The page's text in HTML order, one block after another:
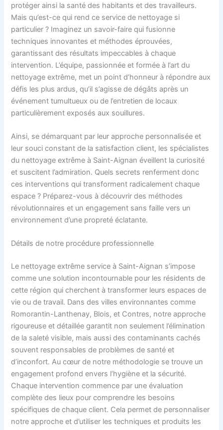
protéger ainsi la santé des habitants et des travailleurs.
Mais qu’est-ce qui rend ce service de nettoyage si
particulier ? Imaginez un savoir-faire qui fusionne
techniques innovantes et méthodes éprouvées,
garantissant des résultats impeccables à chaque
intervention. L’équipe, passionnée et formée à l’art du
nettoyage extrême, met un point d’honneur à répondre aux
défis les plus ardus, qu’il s’agisse de dégâts après un
événement tumultueux ou de l’entretien de locaux
particulièrement exposés aux souillures.
Ainsi, se démarquant par leur approche personnalisée et
leur souci constant de la satisfaction client, les spécialistes
du nettoyage extrême à Saint-Aignan éveillent la curiosité
et suscitent l’admiration. Quels secrets renferment donc
ces interventions qui transforment radicalement chaque
espace ? Préparez-vous à découvrir des méthodes
révolutionnaires et un engagement sans faille vers un
environnement d’une propreté éclatante.
Détails de notre procédure professionnelle
Le nettoyage extrême service à Saint-Aignan s’impose
comme une solution incontournable pour les résidents de
cette région qui cherchent à transformer leurs espaces de
vie ou de travail. Dans des villes environnantes comme
Romorantin-Lanthenay, Blois, et Contres, notre approche
rigoureuse et détaillée garantit non seulement l’élimination
de la saleté visible, mais aussi des contaminants cachés
souvent responsables de problèmes de santé et
d’inconfort. Au cœur de notre méthodologie se trouve un
engagement profond envers l’hygiène et la sécurité.
Chaque intervention commence par une évaluation
complète des lieux pour comprendre les besoins
spécifiques de chaque client. Cela permet de personnaliser
notre approche et d’utiliser les techniques et produits les